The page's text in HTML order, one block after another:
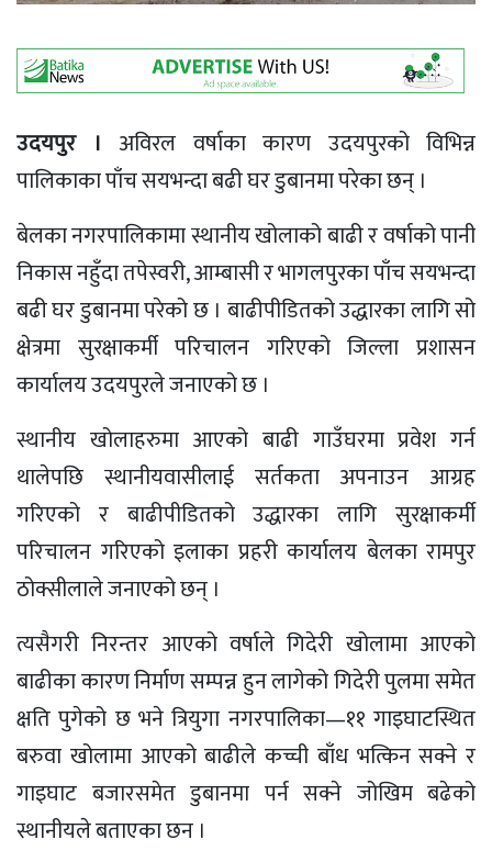
उदयपुर । अविरल वर्षाका कारण उदयपुरको विभिन्न
पालिकाका पाँच सयभन्दा बढी घर डुबानमा परेका छन् ।
बेलका नगरपालिकामा स्थानीय खोलाको बाढी र वर्षाको पानी
निकास नहुँदा तपेस्वरी, आम्बासी र भागलपुरका पाँच सयभन्दा
बढी घर डुबानमा परेको छ । बाढीपीडितको उद्धारका लागि सो
क्षेत्रमा सुरक्षाकर्मी परिचालन गरिएको जिल्ला प्रशासन
कार्यालय उदयपुरले जनाएको छ ।
स्थानीय खोलाहरुमा आएको बाढी गाउँघरमा प्रवेश गर्न
थालेपछि स्थानीयवासीलाई सर्तकता अपनाउन आग्रह
गरिएको र बाढीपीडितको उद्धारका लागि सुरक्षाकर्मी
परिचालन गरिएको इलाका प्रहरी कार्यालय बेलका रामपुर
ठोक्सीलाले जनाएको छन् ।
त्यसैगरी निरन्तर आएको वर्षाले गिदेरी खोलामा आएको
बाढीका कारण निर्माण सम्पन्न हुन लागेको गिदेरी पुलमा समेत
क्षति पुगेको छ भने त्रियुगा नगरपालिका—११ गाइघाटस्थित
बरुवा खोलामा आएको बाढीले कच्ची बाँध भत्किन सक्ने र
गाइघाट बजारसमेत डुबानमा पर्न सक्ने जोखिम बढेको
स्थानीयले बताएका छन ।